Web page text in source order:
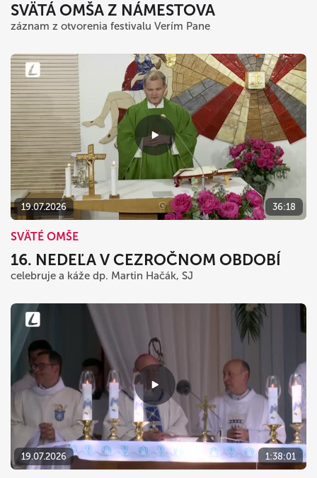
SVÄTÁ OMŠA Z NÁMESTOVA
záznam z otvorenia festivalu Verím Pane
19.07.2026 36:18
SVÄTÉ OMŠE
16. NEDEĽA V CEZROČNOM OBDOBÍ
celebruje a káže dp. Martin Hačák, SJ
19.07.2026 1:38:01